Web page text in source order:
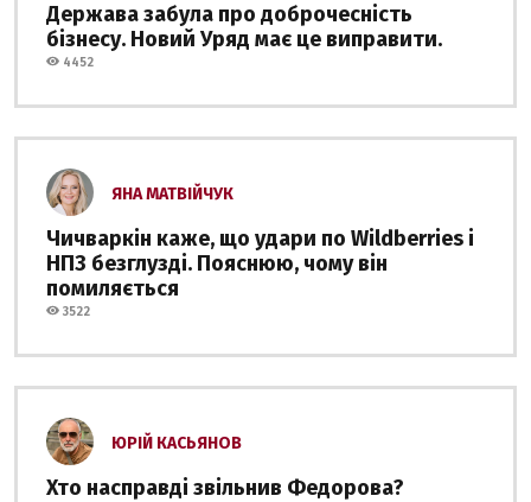
Держава забула про доброчесність
бізнесу. Новий Уряд має це виправити.
4452
ЯНА МАТВІЙЧУК
Чичваркін каже, що удари по Wildberries і
НПЗ безглузді. Пояснюю, чому він
помиляється
3522
ЮРІЙ КАСЬЯНОВ
Хто насправді звільнив Федорова?